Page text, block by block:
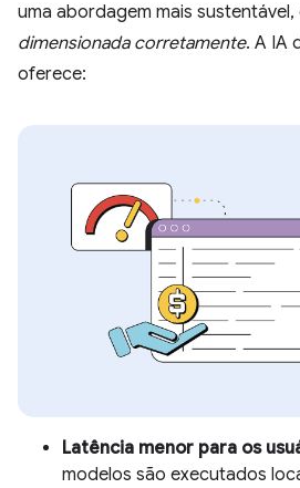
uma abordagem mais
dimensionada corretamente. A IA
oferece:
Latência menor para os
modelos são executados